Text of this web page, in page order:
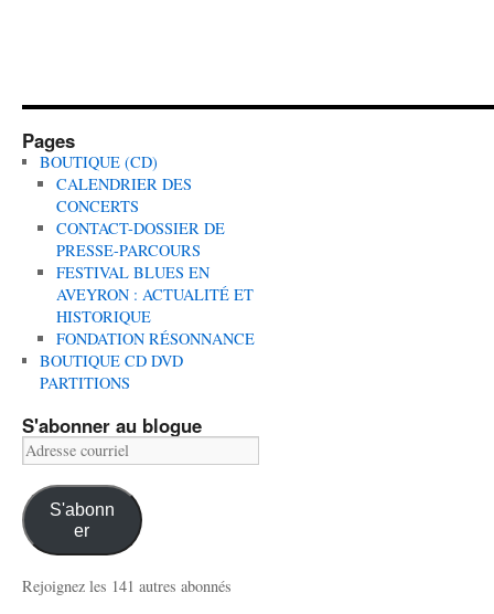
Pages
BOUTIQUE (CD)
CALENDRIER DES
CONCERTS
CONTACT-DOSSIER DE
PRESSE-PARCOURS
FESTIVAL BLUES EN
AVEYRON : ACTUALITÉ ET
HISTORIQUE
FONDATION RÉSONNANCE
BOUTIQUE CD DVD
PARTITIONS
S'abonner au blogue
Adresse
courriel
S'abonn
er
Rejoignez les 141 autres abonnés